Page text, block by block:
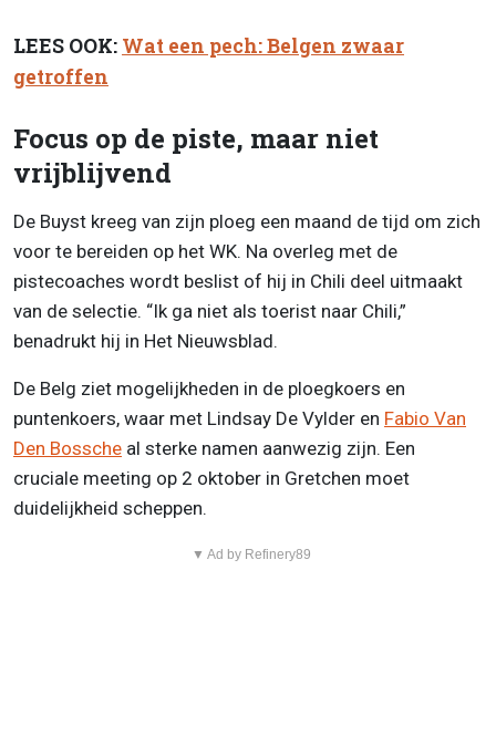
LEES OOK: Wat een pech: Belgen zwaar
getroffen
Focus op de piste, maar niet
vrijblijvend
De Buyst kreeg van zijn ploeg een maand de tijd om zich
voor te bereiden op het WK. Na overleg met de
pistecoaches wordt beslist of hij in Chili deel uitmaakt
van de selectie. “Ik ga niet als toerist naar Chili,”
benadrukt hij in Het Nieuwsblad.
De Belg ziet mogelijkheden in de ploegkoers en
puntenkoers, waar met Lindsay De Vylder en Fabio Van
Den Bossche al sterke namen aanwezig zijn. Een
cruciale meeting op 2 oktober in Gretchen moet
duidelijkheid scheppen.
▼ Ad by Refinery89